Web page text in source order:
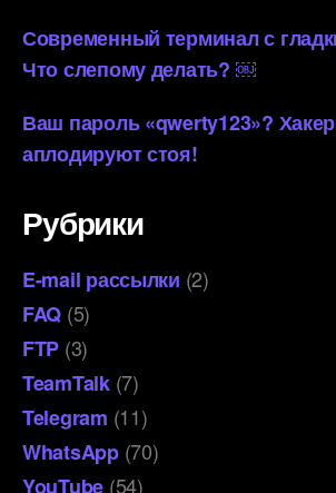
Современный терминал с
Что слепому делать? ￼
Ваш пароль «qwerty123»?
аплодируют стоя!
Рубрики
E-mail рассылки (2)
FAQ (5)
FTP (3)
TeamTalk(7)
Telegram (11)
WhatsApp(70)
YouTube (54)